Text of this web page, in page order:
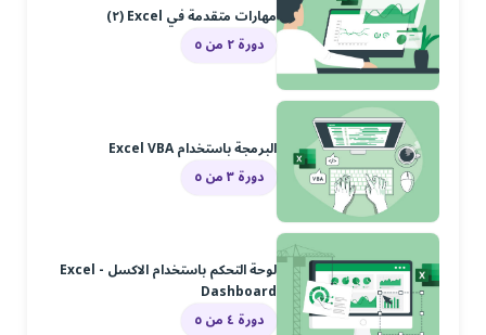
مهارات متقدمة في Excel (٢)
دورة ٢ من ٥
البرمجة باستخدام Excel VBA
دورة ٣ من ٥
لوحة التحكم باستخدام الاكسل - Excel
Dashboard
دورة ٤ من ٥